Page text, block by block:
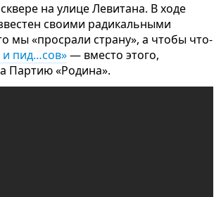
на улице Левитана. В ходе
своими радикальными
мы «просрали страну», а чтобы что-
и пид…сов»— вместо этого,
Партию «Родина».